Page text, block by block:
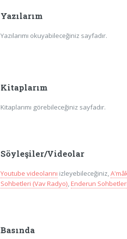
Yazılarım
Yazılarımı okuyabileceğiniz sayfadır.
Kitaplarım
Kitaplarımı görebileceğiniz sayfadır.
Söyleşiler/Videolar
Youtube videolarını izleyebileceğiniz,
Sohbetleri (Vav Radyo),Enderun
Basında